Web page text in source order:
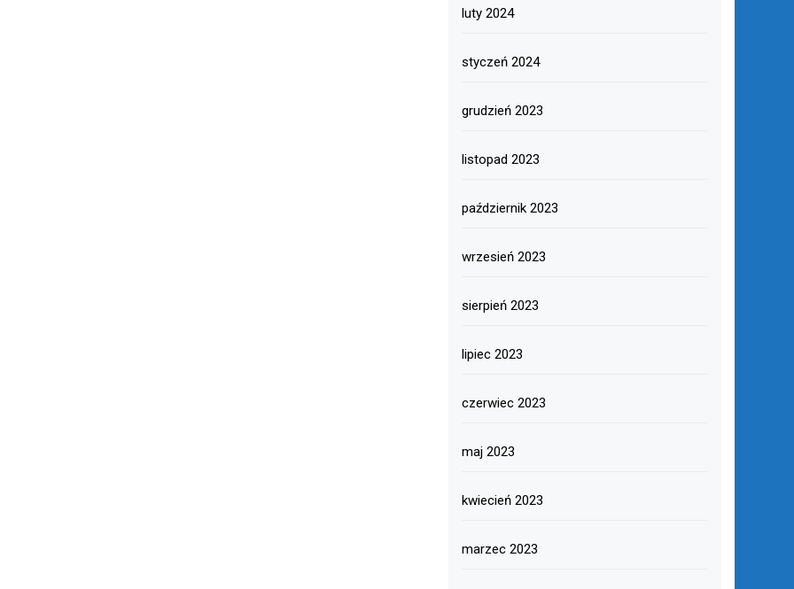
luty 2024
styczeń 2024
grudzień 2023
listopad 2023
październik 2023
wrzesień 2023
sierpień 2023
lipiec 2023
czerwiec 2023
maj 2023
kwiecień 2023
marzec 2023